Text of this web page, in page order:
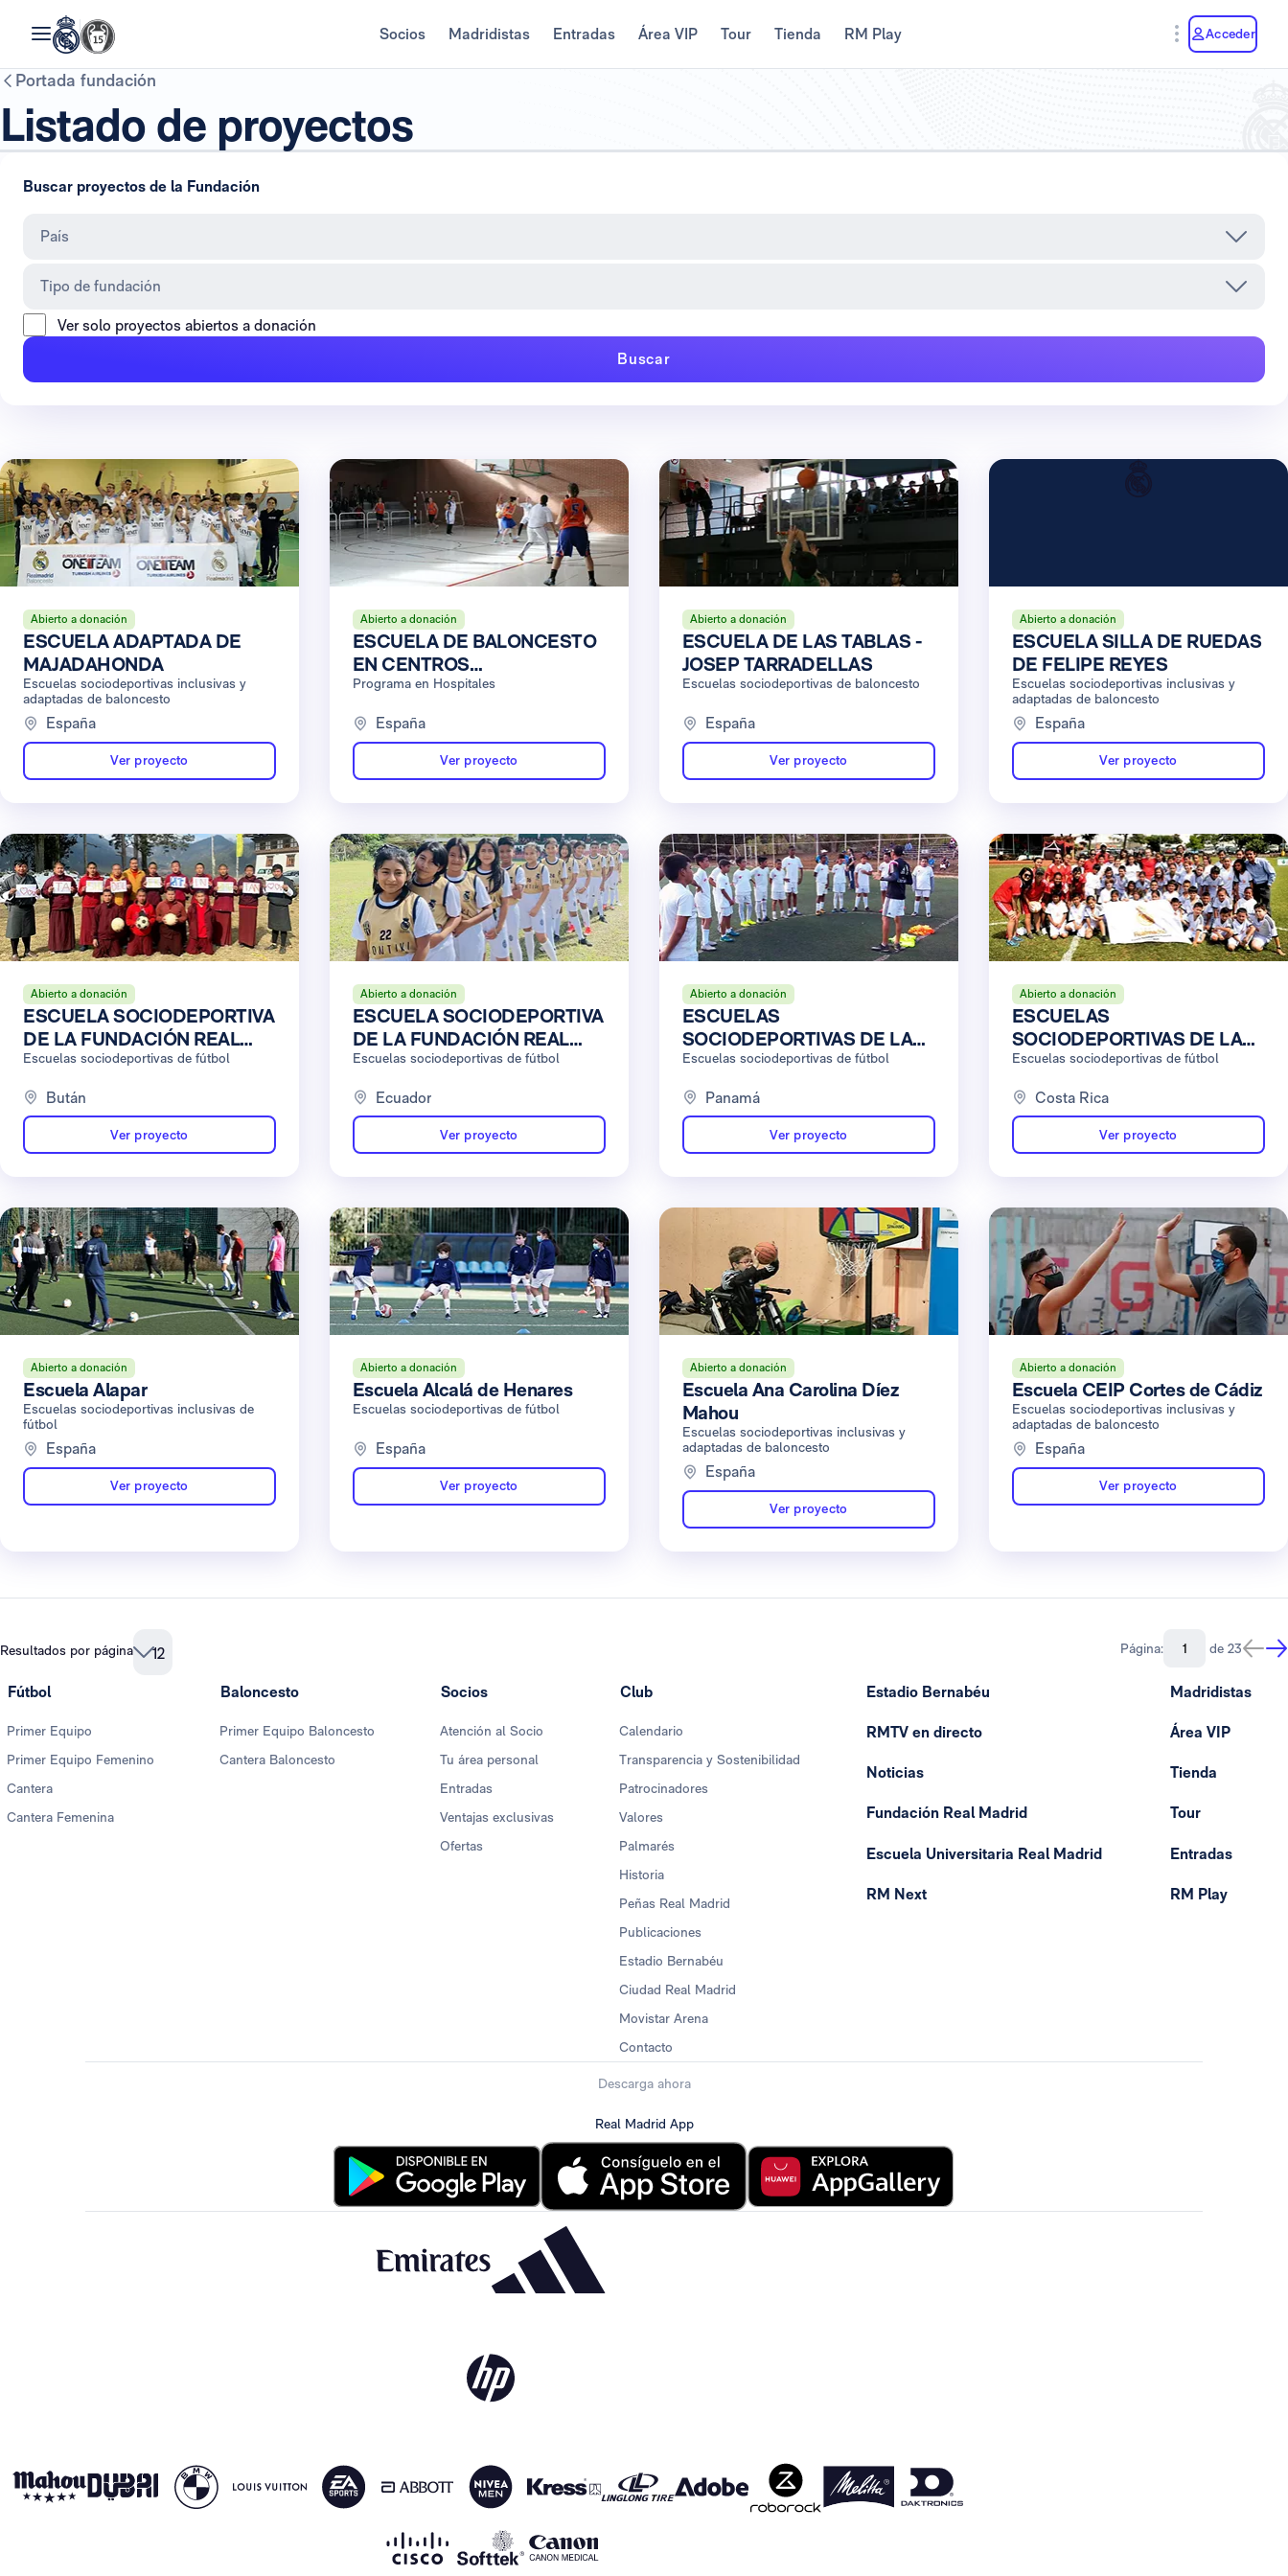
Socios Madridistas Entradas Área VIP Tour Tienda RM Play Acceder
Portada fundación
Listado de proyectos
Buscar proyectos de la Fundación
País
Tipo de fundación
Ver solo proyectos abiertos a donación
Buscar
Abierto a donación
ESCUELA ADAPTADA DE
MAJADAHONDA
Escuelas sociodeportivas inclusivas y
adaptadas de baloncesto
España
Ver proyecto
Abierto a donación
ESCUELA DE BALONCESTO
EN CENTROS
PENITENCIARIOS
SANGONERA
Programa en Hospitales
España
Ver proyecto
Abierto a donación
ESCUELA DE LAS TABLAS -
JOSEP TARRADELLAS
Escuelas sociodeportivas de baloncesto
España
Ver proyecto
Abierto a donación
ESCUELA SILLA DE RUEDAS
DE FELIPE REYES
Escuelas sociodeportivas inclusivas y
adaptadas de baloncesto
España
Ver proyecto
Abierto a donación
ESCUELA SOCIODEPORTIVA
DE LA FUNDACIÓN REAL
MADRID EN BUTÁN
Escuelas sociodeportivas de fútbol
Bután
Ver proyecto
Abierto a donación
ESCUELA SOCIODEPORTIVA
DE LA FUNDACIÓN REAL
MADRID EN PILE-
MONTECRISTI
Escuelas sociodeportivas de fútbol
Ecuador
Ver proyecto
Abierto a donación
ESCUELAS
SOCIODEPORTIVAS DE LA
FUNDACIÓN REAL MADRID
EN COLABORACIÓN CON LA
FUNDACIÓN AMIGOS DEL
REAL MADRID PANAMÁ
Escuelas sociodeportivas de fútbol
Panamá
Ver proyecto
Abierto a donación
ESCUELAS
SOCIODEPORTIVAS DE LA
FUNDACIÓN REAL MADRID
EN COLABORACIÓN CON LA
UNIVERSIDAD LATINA DE
COSTA RICA
Escuelas sociodeportivas de fútbol
Costa Rica
Ver proyecto
Abierto a donación
Escuela Alapar
Escuelas sociodeportivas inclusivas de
fútbol
España
Ver proyecto
Abierto a donación
Escuela Alcalá de Henares
Escuelas sociodeportivas de fútbol
España
Ver proyecto
Abierto a donación
Escuela Ana Carolina Díez
Mahou
Escuelas sociodeportivas inclusivas y
adaptadas de baloncesto
España
Ver proyecto
Abierto a donación
Escuela CEIP Cortes de Cádiz
Escuelas sociodeportivas inclusivas y
adaptadas de baloncesto
España
Ver proyecto
Resultados por página 12 Página: de 23
Fútbol
Primer Equipo
Primer Equipo Femenino
Cantera
Cantera Femenina
Baloncesto
Primer Equipo Baloncesto
Cantera Baloncesto
Socios
Atención al Socio
Tu área personal
Entradas
Ventajas exclusivas
Ofertas
Club
Calendario
Transparencia y Sostenibilidad
Patrocinadores
Valores
Palmarés
Historia
Peñas Real Madrid
Publicaciones
Estadio Bernabéu
Ciudad Real Madrid
Movistar Arena
Contacto
Estadio Bernabéu
RMTV en directo
Noticias
Fundación Real Madrid
Escuela Universitaria Real Madrid
RM Next
Madridistas
Área VIP
Tienda
Tour
Entradas
RM Play
Descarga ahora
Real Madrid App